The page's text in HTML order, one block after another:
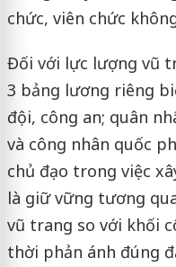
chức, viên chức
Đối với lực lượng vũ
3 bảng lương riêng
đội, công an; quân
và công nhân quốc
chủ đạo trong việc
là giữ vững tương
vũ trang so với khối
thời phản ánh đúng